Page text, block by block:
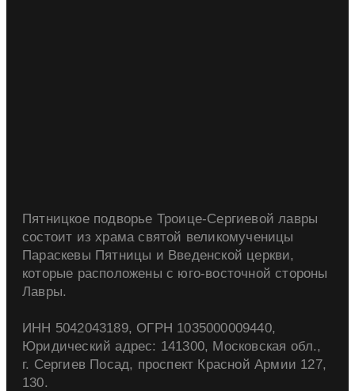
Пятницкое подворье Троице-Сергиевой лавры
состоит из храма святой великомученицы
Параскевы Пятницы и Введенской церкви,
которые расположены с юго-восточной стороны
Лавры.
ИНН 5042043189, ОГРН 1035000009440,
Юридический адрес: 141300, Московская обл.,
г. Сергиев Посад, проспект Красной Армии 127,
130.